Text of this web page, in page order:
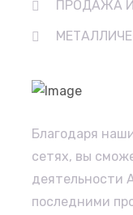
ПРОДАЖА
Благодаря
сетях, вы
деятельности
последними